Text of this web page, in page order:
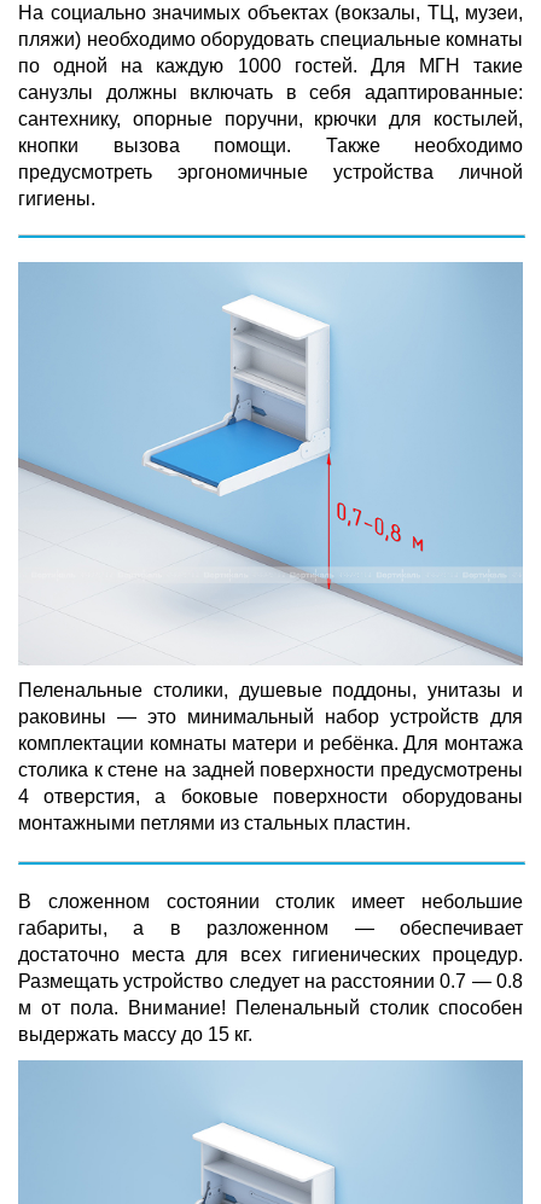
На социально значимых объектах (вокзалы, ТЦ, музеи,
пляжи) необходимо оборудовать специальные комнаты
по одной на каждую 1000 гостей. Для МГН такие
санузлы должны включать в себя адаптированные:
сантехнику, опорные поручни, крючки для костылей,
кнопки вызова помощи. Также необходимо
предусмотреть эргономичные устройства личной
гигиены.
Пеленальные столики, душевые поддоны, унитазы и
раковины — это минимальный набор устройств для
комплектации комнаты матери и ребёнка. Для монтажа
столика к стене на задней поверхности предусмотрены
4 отверстия, а боковые поверхности оборудованы
монтажными петлями из стальных пластин.
В сложенном состоянии столик имеет небольшие
габариты, а в разложенном — обеспечивает
достаточно места для всех гигиенических процедур.
Размещать устройство следует на расстоянии 0.7 — 0.8
м от пола. Внимание! Пеленальный столик способен
выдержать массу до 15 кг.